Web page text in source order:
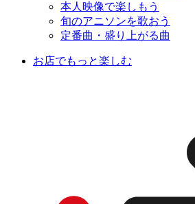
本人映像で楽しもう
旬のアニソンを歌おう
定番曲・盛り上がる曲
お店でもっと楽しむ